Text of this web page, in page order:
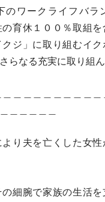
のワークライフバラ
育休１００％取組
ジ」に取り組むイク
らなる充実に取り組ん
り夫を亡くした女性
の細腕で家族の生活